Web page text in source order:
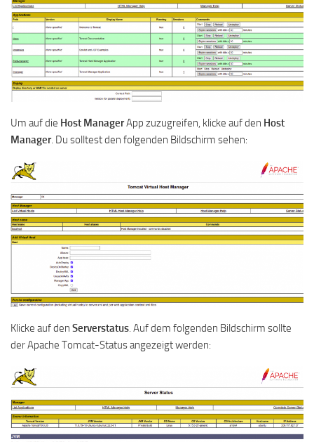
Um auf die Host ManagerApp zuzugreifen, klicke auf den Host
Manager. Du solltest den folgenden Bildschirm sehen:
Klicke auf den Serverstatus. Auf dem folgenden Bildschirm sollte
der Apache Tomcat-Status angezeigt werden: